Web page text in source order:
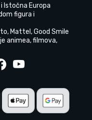
Istočna Europa
figura i
Mattel, Good Smile
animea, filmova,